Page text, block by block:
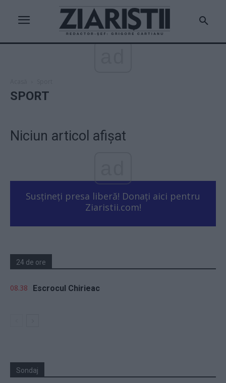
SPORT
Niciun articol afișat
Susțineți presa liberă! Donați aici pentru
Ziaristii.com!
24 de ore
08.38 Escrocul Chirieac
Sondaj